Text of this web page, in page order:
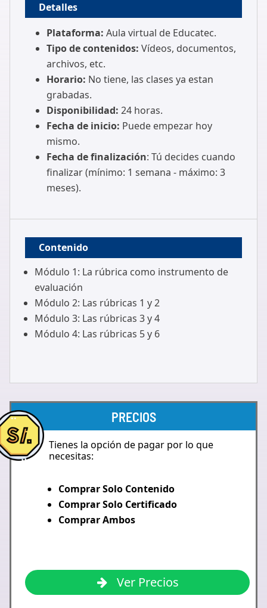
Detalles
Plataforma: Aula virtual de Educatec.
Tipo de contenidos: Vídeos, documentos,
archivos, etc.
Horario: No tiene, las clases ya estan
grabadas.
Disponibilidad: 24 horas.
Fecha de inicio: Puede empezar hoy
mismo.
Fecha de finalización: Tú decides cuando
finalizar (mínimo: 1 semana - máximo: 3
meses).
Contenido
Módulo 1: La rúbrica como instrumento de
evaluación
Módulo 2: Las rúbricas 1 y 2
Módulo 3: Las rúbricas 3 y 4
Módulo 4: Las rúbricas 5 y 6
PRECIOS
Tienes la opción de pagar por lo que
necesitas:
Comprar Solo Contenido
Comprar Solo Certificado
Comprar Ambos
Ver Precios